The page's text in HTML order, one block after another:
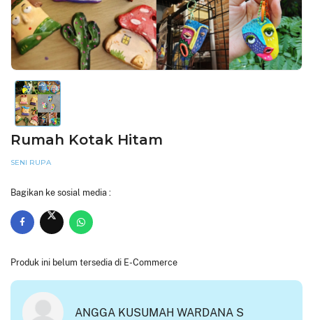
Rumah Kotak Hitam
SENI RUPA
Bagikan ke sosial media :
Produk ini belum tersedia di E-Commerce
ANGGA KUSUMAH WARDANA S